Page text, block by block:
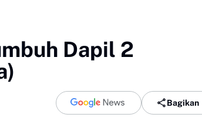
Dapil 2
Bagikan